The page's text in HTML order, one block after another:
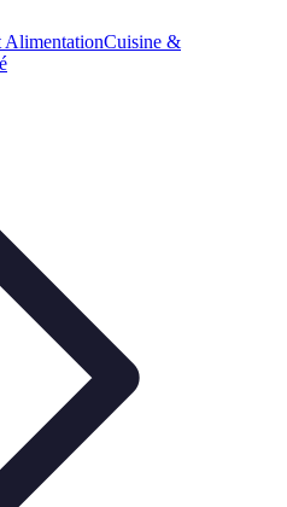
AlimentationCuisine &